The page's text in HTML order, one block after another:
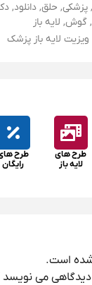
,پزشکی, حلق,دانلود,
,گوش, لایه باز
لایه باز پزشک
طرح های
لایه باز
طرح
رایگان
است.
می نویسد